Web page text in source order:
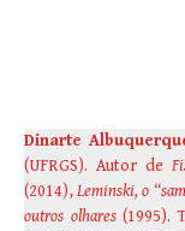
Dinarte
(UFRGS). Autor de
(2014),Leminski, o
outros olhares(1995).